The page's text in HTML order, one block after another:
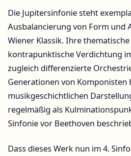
Die Jupitersinfonie steht
Ausbalancierung von Form und
Wiener Klassik. Ihre
kontrapunktische Verdichtung
zugleich differenzierte
Generationen von Komponisten
musikgeschichtlichen
regelmäßig als
Sinfonie vor Beethoven
Dass dieses Werk nun im 4.